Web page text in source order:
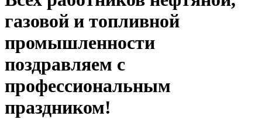
газовой и топливной
промышленности
поздравляем с
профессиональным
праздником!